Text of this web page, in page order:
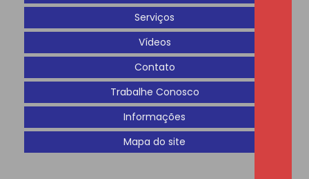
Serviços
Vídeos
Contato
Trabalhe Conosco
Informações
Mapa do site